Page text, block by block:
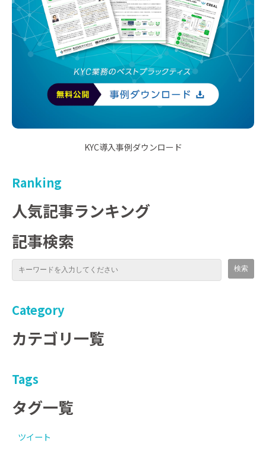
KYC導入事例ダウンロード
Ranking
人気記事ランキング
記事検索
Category
カテゴリ一覧
Tags
タグ一覧
ツイート